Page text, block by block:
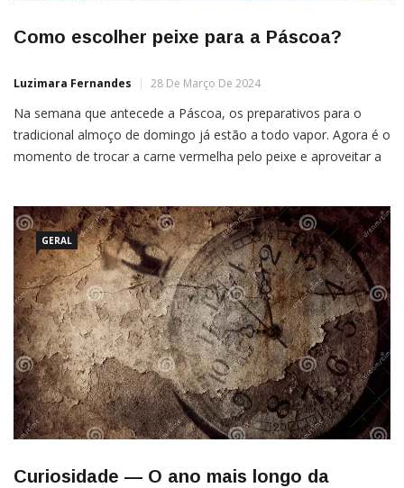
Como escolher peixe para a Páscoa?
Luzimara Fernandes 28 De Março De 2024
Na semana que antecede a Páscoa, os preparativos para o
tradicional almoço de domingo já estão a todo vapor. Agora é o
momento de trocar a carne vermelha pelo peixe e aproveitar a
GERAL
Curiosidade — O ano mais longo da